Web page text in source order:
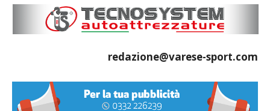
redazione@varese-sport.com